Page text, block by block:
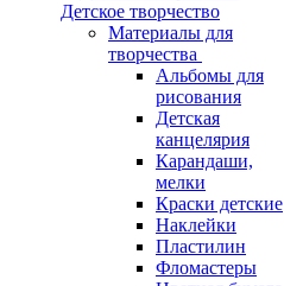
Детское творчество
Материалы для
творчества
Альбомы для
рисования
Детская
канцелярия
Карандаши,
мелки
Краски детские
Наклейки
Пластилин
Фломастеры